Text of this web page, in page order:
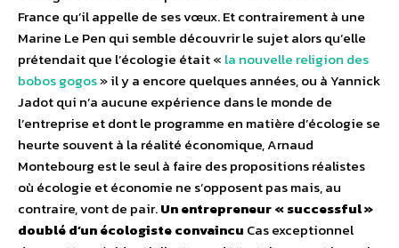
France qu’il appelle de ses vœux. Et contrairement à une
Marine Le Pen qui semble découvrir le sujet alors qu’elle
prétendait que l’écologie était « la nouvelle religion des
bobos gogos» il y a encore quelques années, ou à Yannick
Jadot qui n’a aucune expérience dans le monde de
l’entreprise et dont le programme en matière d’écologie se
heurte souvent à la réalité économique, Arnaud
Montebourg est le seul à faire des propositions réalistes
où écologie et économie ne s’opposent pas mais, au
contraire, vont de pair.Un entrepreneur « successful »
doublé d’un écologiste convaincu Cas exceptionnel